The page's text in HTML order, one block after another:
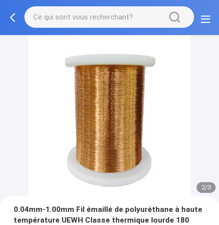
2/3
0.04mm-1.00mm Fil émaillé de polyuréthane à haute
température UEWH Classe thermique lourde 180